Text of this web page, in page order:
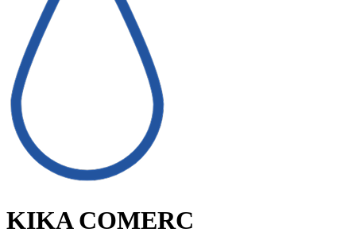
KIKA COMERC